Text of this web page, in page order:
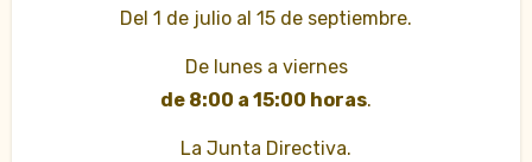
Del 1 de julio al 15 de septiembre.
De lunes a viernes
de 8:00 a 15:00 horas.
La Junta Directiva.